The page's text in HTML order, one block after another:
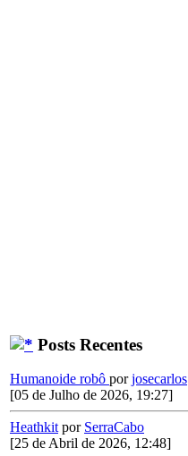
Posts Recentes
Humanoide robô porjosecarlos
[05 de Julho de 2026, 19:27]
Heathkit por SerraCabo
[25 de Abril de 2026, 12:48]